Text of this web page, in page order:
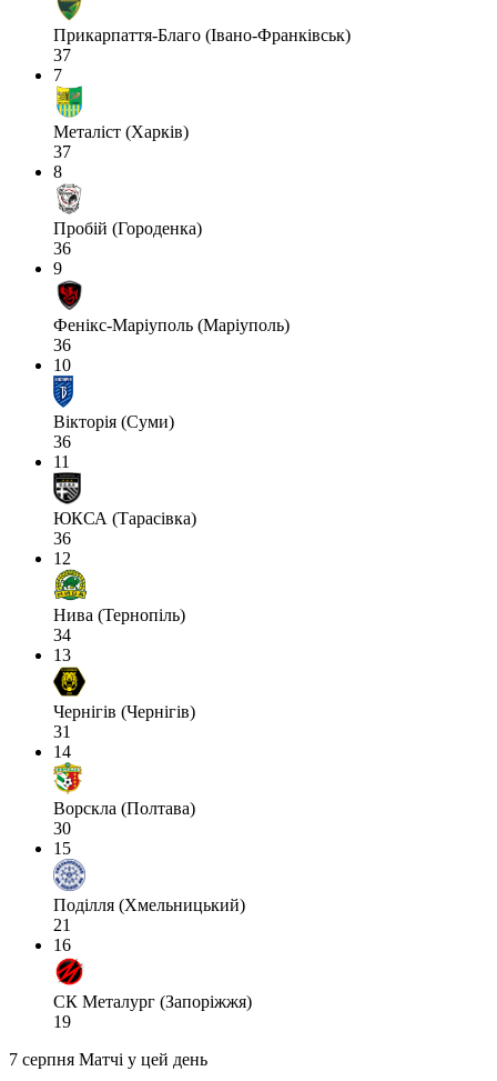
Прикарпаття-Благо (Івано-Франківськ)
37
7
Металіст (Харків)
37
8
Пробій (Городенка)
36
9
Фенікс-Маріуполь (Маріуполь)
36
10
Вікторія (Суми)
36
11
ЮКСА (Тарасівка)
36
12
Нива (Тернопіль)
34
13
Чернігів (Чернігів)
31
14
Ворскла (Полтава)
30
15
Поділля (Хмельницький)
21
16
СК Металург (Запоріжжя)
19
7 серпня Матчі у цей день